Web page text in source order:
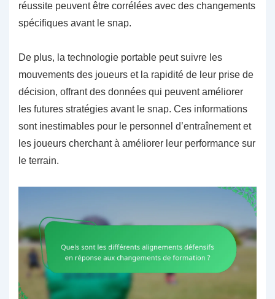
réussite peuvent être corrélées avec des changements
spécifiques avant le snap.
De plus, la technologie portable peut suivre les
mouvements des joueurs et la rapidité de leur prise de
décision, offrant des données qui peuvent améliorer
les futures stratégies avant le snap. Ces informations
sont inestimables pour le personnel d’entraînement et
les joueurs cherchant à améliorer leur performance sur
le terrain.